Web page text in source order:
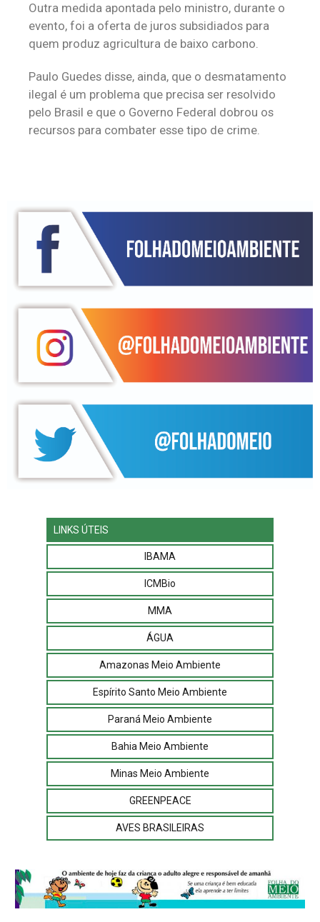
Outra medida apontada pelo ministro, durante o
evento, foi a oferta de juros subsidiados para
quem produz agricultura de baixo carbono.
Paulo Guedes disse, ainda, que o desmatamento
ilegal é um problema que precisa ser resolvido
pelo Brasil e que o Governo Federal dobrou os
recursos para combater esse tipo de crime.
LINKS ÚTEIS
IBAMA
ICMBio
MMA
ÁGUA
Amazonas Meio Ambiente
Espírito Santo Meio Ambiente
Paraná Meio Ambiente
Bahia Meio Ambiente
Minas Meio Ambiente
GREENPEACE
AVES BRASILEIRAS